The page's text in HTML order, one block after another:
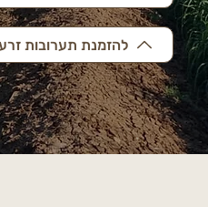
להזמנת תערובות